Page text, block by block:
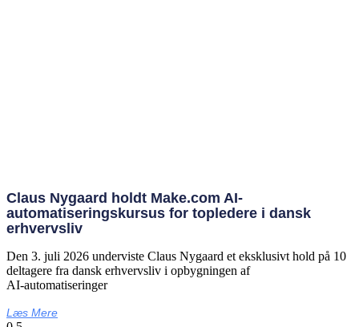
Claus Nygaard holdt Make.com AI-
automatiseringskursus for topledere i dansk
erhvervsliv
Den 3. juli 2026 underviste Claus Nygaard et eksklusivt hold på 10
deltagere fra dansk erhvervsliv i opbygningen af
AI‑automatiseringer
Læs Mere